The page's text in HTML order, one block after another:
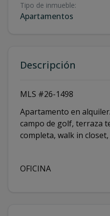
Tipo de inmueble:
Apartamentos
Descripción
MLS #26-1498
Apartamento en
campo de golf, terraza
completa, walk in
OFICINA